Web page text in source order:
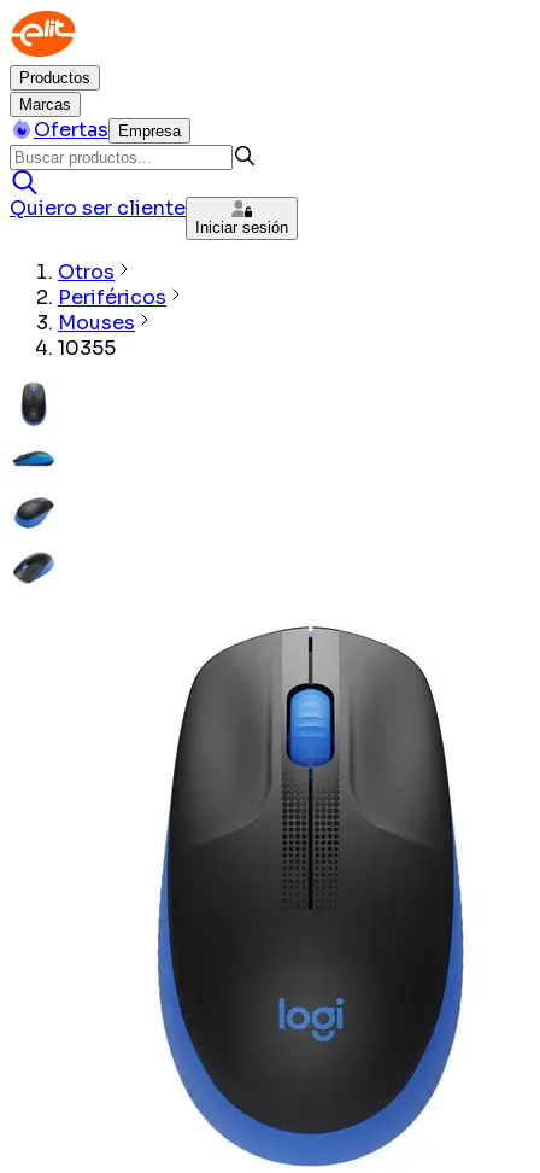
Productos
Marcas
Ofertas Empresa
Quiero ser cliente
Iniciar sesión
Otros
Periféricos
Mouses
10355